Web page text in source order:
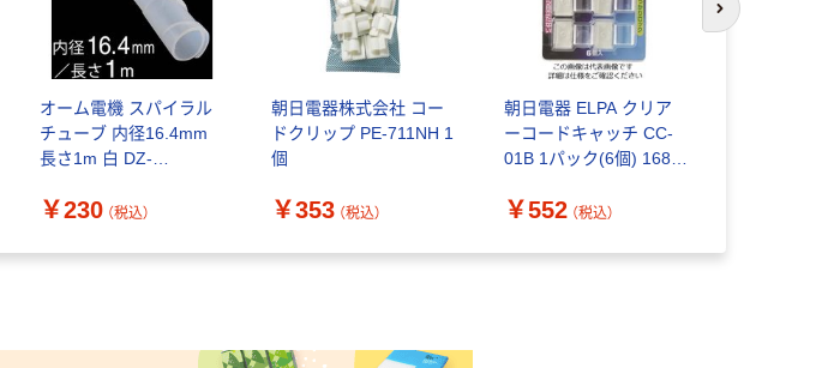
オーム電機 スパイラル
チューブ 内径16.4mm
長さ1m 白 DZ-
￥230 （税込）
朝日電器株式会社 コー
ドクリップ PE-711NH 1
個
￥353 （税込）
朝日電器 ELPA クリア
ーコードキャッチ CC-
01B 1パック(6個) 168-
￥552 （税込）
次のスライド